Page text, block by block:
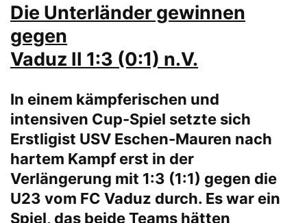
Die Unterländer gewinnen
gegen
Vaduz II 1:3 (0:1) n.V.
In einem kämpferischen und
intensiven Cup-Spiel setzte sich
Erstligist USV Eschen-Mauren nach
hartem Kampf erst in der
Verlängerung mit 1:3 (1:1) gegen die
U23 vom FC Vaduz durch. Es war ein
Spiel, das beide Teams hätten